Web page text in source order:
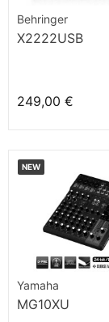
Behringer
X2222USB
249,00 €
NEW
Yamaha
MG10XU